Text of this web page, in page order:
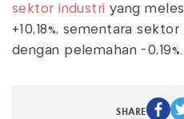
sektor industri yang
+10,18%, sementara
dengan pelemahan -0,19%.
SHARE